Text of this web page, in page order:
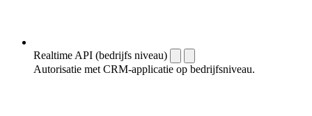
Realtime API (bedrijfs niveau)
Autorisatie met CRM-applicatie op bedrijfsniveau.